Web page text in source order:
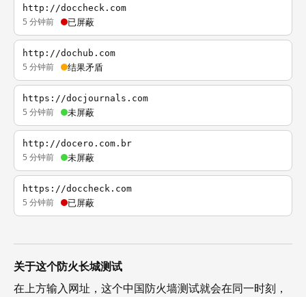
http://doccheck.com
5 分钟前 已屏蔽
http://dochub.com
5 分钟前 结果矛盾
https://docjournals.com
5 分钟前 未屏蔽
http://docero.com.br
5 分钟前 未屏蔽
https://doccheck.com
5 分钟前 已屏蔽
关于这个防火长城测试
在上方输入网址，这个中国防火墙测试就会在同一时刻，